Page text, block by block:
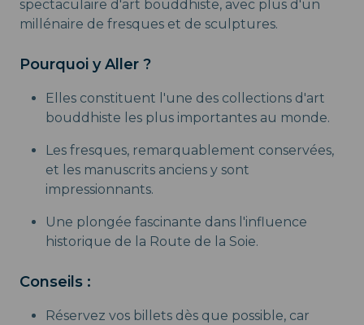
spectaculaire d'art bouddhiste, avec plus d'un
millénaire de fresques et de sculptures.
Pourquoi y Aller ?
Elles constituent l'une des collections d'art
bouddhiste les plus importantes au monde.
Les fresques, remarquablement conservées,
et les manuscrits anciens y sont
impressionnants.
Une plongée fascinante dans l'influence
historique de la Route de la Soie.
Conseils :
Réservez vos billets dès que possible, car